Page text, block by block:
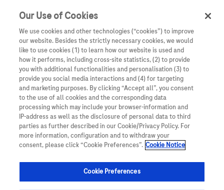
VOLVER A GANADORES
Our Use of Cookies
We use cookies and other technologies (“cookies”) to improve
our website. Besides the strictly necessary cookies, we would
like to use cookies (1) to learn how our website is used and
how it performs, including cross-site statistics, (2) to provide
you with additional functionalities and personalisation (3) to
provide you social media interactions and (4) for targeting
and marketing purposes. By clicking “Accept all”, you consent
to the use of all cookies and the corresponding data
processing which may include your browser-information and
IP-address as well as the disclosure of personal data to third
parties as further described in our Cookie/Privacy Policy. For
more information, configuration and to withdraw your
consent, please click “Cookie Preferences”. Cookie Notice
Cookie Preferences